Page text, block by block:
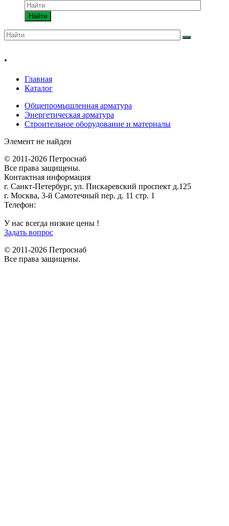
Найти
.
Главная
Каталог
Общепромышленная арматура
Энергетическая арматура
Строительное оборудование и материалы
Элемент не найден
© 2011-2026 Петроснаб
Все права защищены.
Контактная информация
г. Санкт-Петербург, ул. Пискаревский проспект д.125
г. Москва, 3-й Самотечный пер. д. 11 стр. 1
Телефон:
У нас всегда низкие цены !
Задать вопрос
© 2011-2026 Петроснаб
Все права защищены.